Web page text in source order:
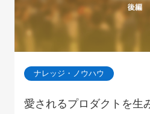
ナレッジ・ノウハウ
愛されるプロダクトを生